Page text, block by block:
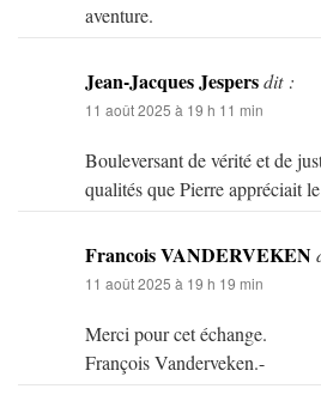
aventure.
Jean-Jacques Jespersdit :
11 août 2025 à 19 h 11 min
Bouleversant de vérité et de
qualités que Pierre appréciait
Francois VANDERVEKEN
11 août 2025 à 19 h 19 min
Merci pour cet échange.
François Vanderveken.-